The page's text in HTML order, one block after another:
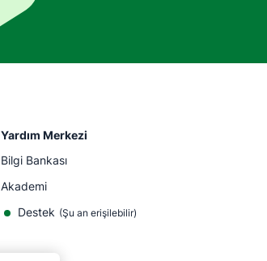
Yardım Merkezi
Bilgi Bankası
Akademi
Destek (Şu an erişilebilir)